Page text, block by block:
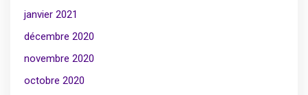
janvier 2021
décembre 2020
novembre 2020
octobre 2020